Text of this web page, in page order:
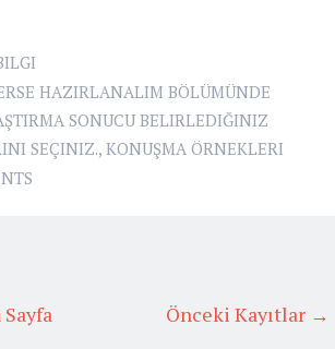
HAZIRLANALIM BÖLÜMÜNDE
SONUCU BELIRLEDIĞINIZ
SEÇINIZ., KONUŞMA ÖRNEKLERI
Önceki Kayıtlar →